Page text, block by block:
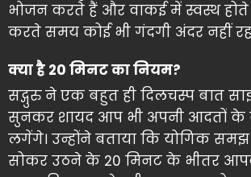
भोजन करते हैं और वाकई में स्वस्थ होते
करते समय कोई भी गंदगी अंदर नहीं
क्या है 20 मिनट का नियम?
सद्गुरु ने एक बहुत ही दिलचस्प बात
सुनकर शायद आप भी अपनी आदतों के
लगेंगे। उन्होंने बताया कि योगिक
सोकर उठने के 20 मिनट के भीतर